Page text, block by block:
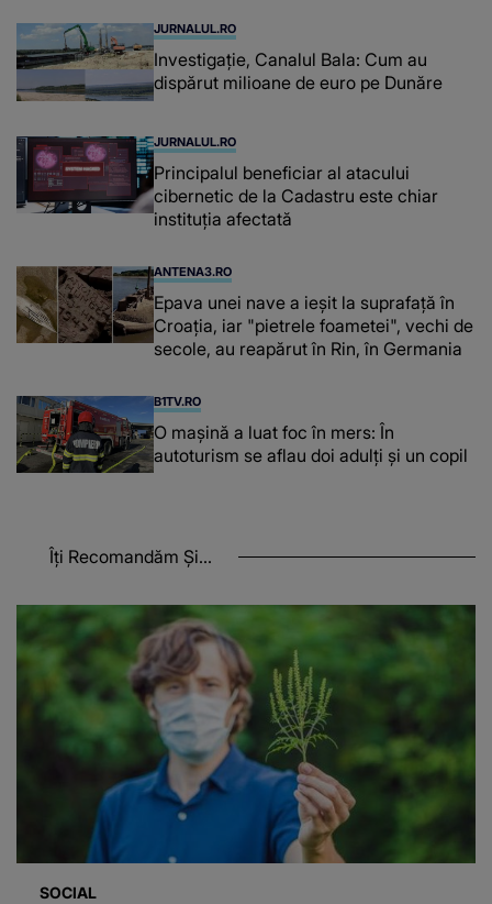
JURNALUL.RO
Investigație, Canalul Bala: Cum au
dispărut milioane de euro pe Dunăre
JURNALUL.RO
Principalul beneficiar al atacului
cibernetic de la Cadastru este chiar
instituţia afectată
ANTENA3.RO
Epava unei nave a ieșit la suprafață în
Croația, iar "pietrele foametei", vechi de
secole, au reapărut în Rin, în Germania
B1TV.RO
O maşină a luat foc în mers: În
autoturism se aflau doi adulți și un copil
Îți Recomandăm Și...
SOCIAL